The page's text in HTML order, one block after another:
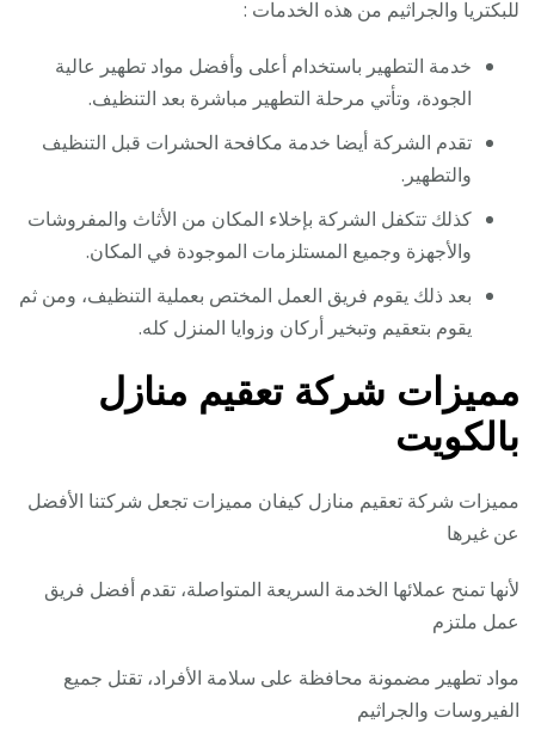
للبكتريا والجراثيم من هذه الخدمات :
خدمة التطهير باستخدام أعلى وأفضل مواد تطهير عالية
الجودة، وتأتي مرحلة التطهير مباشرة بعد التنظيف.
تقدم الشركة أيضا خدمة مكافحة الحشرات قبل التنظيف
والتطهير.
كذلك تتكفل الشركة بإخلاء المكان من الأثاث والمفروشات
والأجهزة وجميع المستلزمات الموجودة في المكان.
بعد ذلك يقوم فريق العمل المختص بعملية التنظيف، ومن ثم
يقوم بتعقيم وتبخير أركان وزوايا المنزل كله.
مميزات شركة تعقيم منازل
بالكويت
مميزات شركة تعقيم منازل كيفان مميزات تجعل شركتنا الأفضل
عن غيرها
لأنها تمنح عملائها الخدمة السريعة المتواصلة، تقدم أفضل فريق
عمل ملتزم
مواد تطهير مضمونة محافظة على سلامة الأفراد، تقتل جميع
الفيروسات والجراثيم